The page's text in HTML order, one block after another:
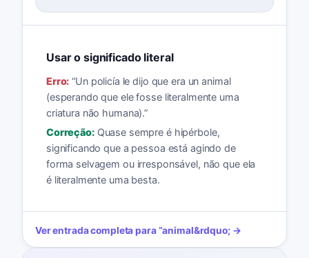
Usar o significado literal
Erro: “Un policía le dijo que era un animal
(esperando que ele fosse literalmente uma
criatura não humana).”
Correção: Quase sempre é hipérbole,
significando que a pessoa está agindo de
forma selvagem ou irresponsável, não que ela
é literalmente uma besta.
Ver entrada completa para“animal&rdquo; →